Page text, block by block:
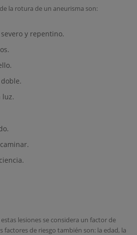
la rotura de un aneurisma son:
y repentino.
luz.
lesiones se considera un factor de
factores de riesgo también son: la edad, la